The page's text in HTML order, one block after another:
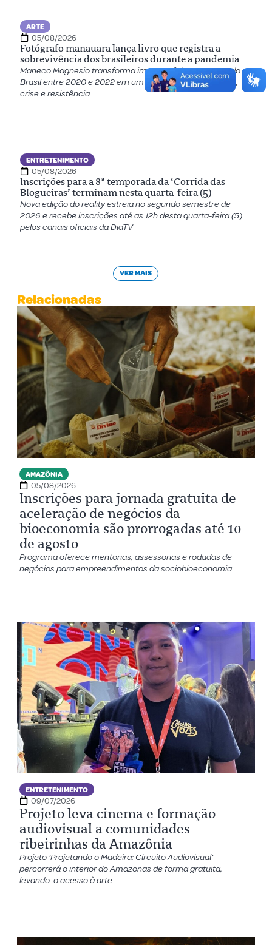
ARTE
05/08/2026
Fotógrafo manauara lança livro que registra a
sobrevivência dos brasileiros durante a pandemia
Maneco Magnesio transforma imagens feitas nas ruas do
Brasil entre 2020 e 2022 em um registro sobre memória,
crise e resistência
ENTRETENIMENTO
05/08/2026
Inscrições para a 8ª temporada da ‘Corrida das
Blogueiras’ terminam nesta quarta-feira (5)
Nova edição do reality estreia no segundo semestre de
2026 e recebe inscrições até as 12h desta quarta-feira (5)
pelos canais oficiais da DiaTV
VER MAIS
Relacionadas
AMAZÔNIA
05/08/2026
Inscrições para jornada gratuita de
aceleração de negócios da
bioeconomia são prorrogadas até 10
de agosto
Programa oferece mentorias, assessorias e rodadas de
negócios para empreendimentos da sociobioeconomia
ENTRETENIMENTO
09/07/2026
Projeto leva cinema e formação
audiovisual a comunidades
ribeirinhas da Amazônia
Projeto ‘Projetando o Madeira: Circuito Audiovisual’
percorrerá o interior do Amazonas de forma gratuita,
levando o acesso à arte